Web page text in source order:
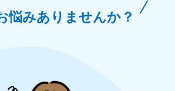
悩みありませんか？